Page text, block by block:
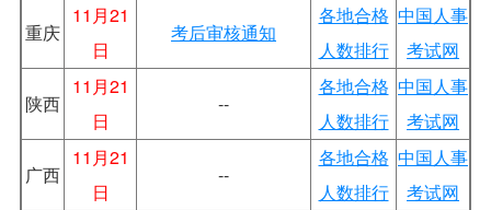
重庆
11月21
日
考后审核通知
各地合格
人数排行
中国人事
考试网
陕西
11月21
日
--
各地合格
人数排行
中国人事
考试网
广西
11月21
日
--
各地合格
人数排行
中国人事
考试网